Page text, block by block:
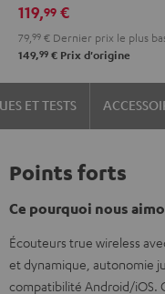
GreenBlack
119,99 €
79, 99 € Dernier prix le plus
149,99 € Prix d'origine
ET TESTS
Points forts
Ce pourquoi nous
Écouteurs true wireless
et dynamique, autonomie
compatibilité Android/iOS.